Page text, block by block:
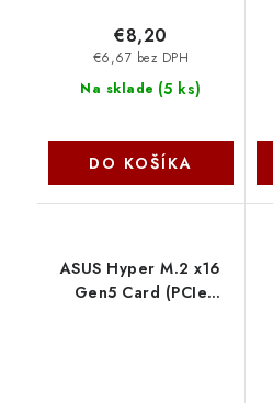
Na sklade (5 ks)
€6,67 bez DPH
€8,20
DO KOŠÍKA
ASUS Hyper M.2 x16
Gen5 Card (PCIe